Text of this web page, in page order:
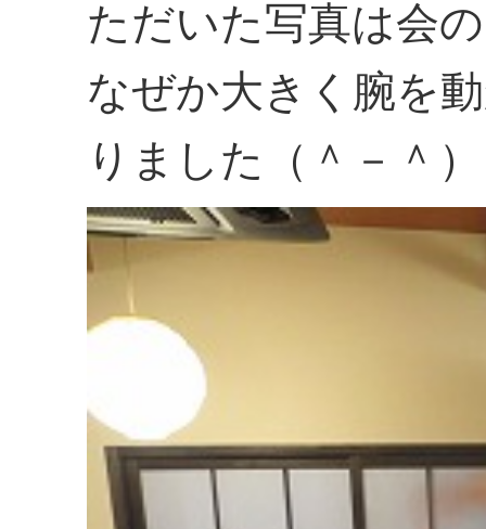
ただいた写真は会
なぜか大きく腕を
りました（＾－＾）